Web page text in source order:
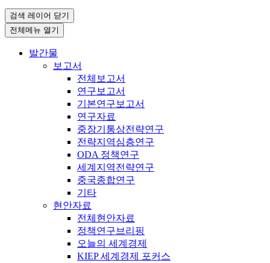
검색 레이어 닫기
전체메뉴 열기
발간물
보고서
전체보고서
연구보고서
기본연구보고서
연구자료
중장기통상전략연구
전략지역심층연구
ODA 정책연구
세계지역전략연구
중국종합연구
기타
현안자료
전체현안자료
정책연구브리핑
오늘의 세계경제
KIEP 세계경제 포커스